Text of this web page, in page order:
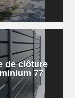
de clôture
77